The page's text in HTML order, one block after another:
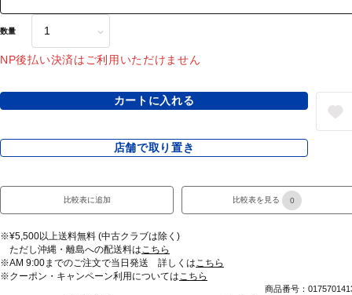
数量
NP後払い決済はご利用いただけません
カートに入れる
店舗で取り置き
比較表に追加 比較表を見る 0
※¥5,500以上送料無料 (中古クラブは除く)
ただし沖縄・離島への配送料はこちら
※AM 9:00までのご注文で当日発送 詳しくはこちら
※クーポン・キャンペーン利用についてはこちら
商品番号：